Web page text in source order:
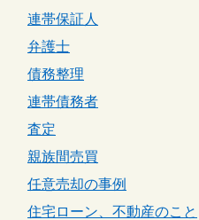
連帯保証人
弁護士
債務整理
連帯債務者
査定
親族間売買
任意売却の事例
住宅ローン、不動産のこと